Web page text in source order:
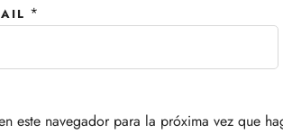
*
este navegador para la próxima vez que